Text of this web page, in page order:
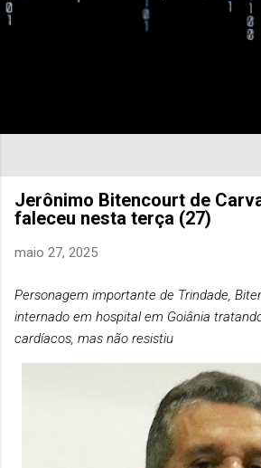
Jerônimo Bitencourt de
faleceu nesta terça (27)
maio 27, 2025
Personagem importante de Trindade,
internado em hospital em Goiânia
cardíacos, mas não resistiu